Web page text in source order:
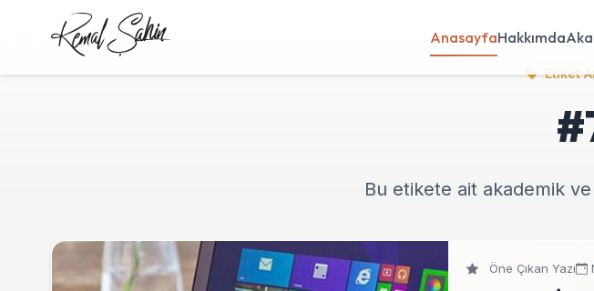
AnasayfaHakkımda
Etiket
Bu etikete ait akademik
Öne Çıkan Yazı